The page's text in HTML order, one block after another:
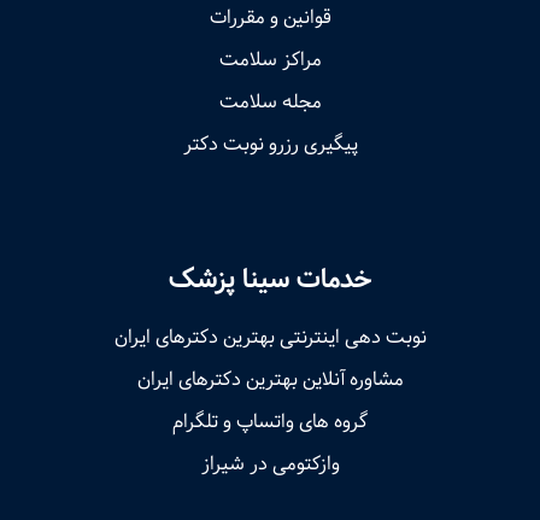
قوانین و مقررات
مراکز سلامت
مجله سلامت
پیگیری رزرو نوبت دکتر
خدمات سینا پزشک
نوبت‌ دهی اینترنتی بهترین دکترهای ایران
مشاوره آنلاین بهترین دکترهای ایران
گروه های واتساپ و تلگرام
وازکتومی در شیراز